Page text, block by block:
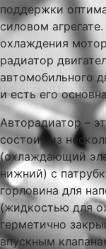
поддержки
силовом
охлаждения
радиатор
автомобильного
и есть его
Авторадиатор –
состоит из
(охлаждающий
нижний) с
горловина для
(жидкостью для
герметично
впускным